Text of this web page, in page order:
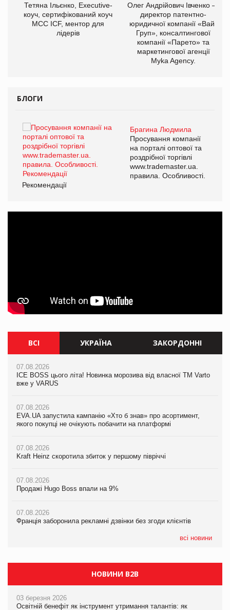
Тетяна Ільєнко, Executive-
коуч, сертифікований коуч
МСС ICF, ментор для
лідерів
Олег Андрійович Івченко —
директор патентно-
юридичної компанії «Вайз
Груп», консалтингової
компанії «Парето» та
маркетингової агенції
Myka Agency.
БЛОГИ
Брагина Людмила
Просування компанії
на порталі оптової та
роздрібної торгівлі
www.trademaster.ua.
правила. Особливості.
Рекомендації
ВСІ УКРАЇНА ЗАКОРДОННІ
07.08.2026
ICE BOSS цього літа! Новинка морозива від власної ТМ Varto
вже у VARUS
07.08.2026
EVA.UA запустила кампанію «Хто б знав» про асортимент,
якого покупці не очікують побачити на платформі
07.08.2026
Kraft Heinz скоротила збиток у першому півріччі
07.08.2026
Продажі Hugo Boss впали на 9%
07.08.2026
Франція заборонила рекламні дзвінки без згоди клієнтів
всі новини
07.08.2026
Kraft Heinz скоротила збиток у першому півріччі
Продажі Hugo Boss впали на 9%
походження до ЄС
Аргентина повертається з продуктами птахівництва на
європейський ринок
07.08.2026
Kraft Heinz скоротила збиток у першому півріччі
Продажі Hugo Boss впали на 9%
походження до ЄС
Аргентина повертається з продуктами птахівництва на
європейський ринок
НОВИНИ B2B
03 березня 2026
Освітній бенефіт як інструмент утримання талантів: як